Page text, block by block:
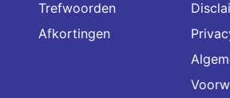
Trefwoorden
Afkortingen